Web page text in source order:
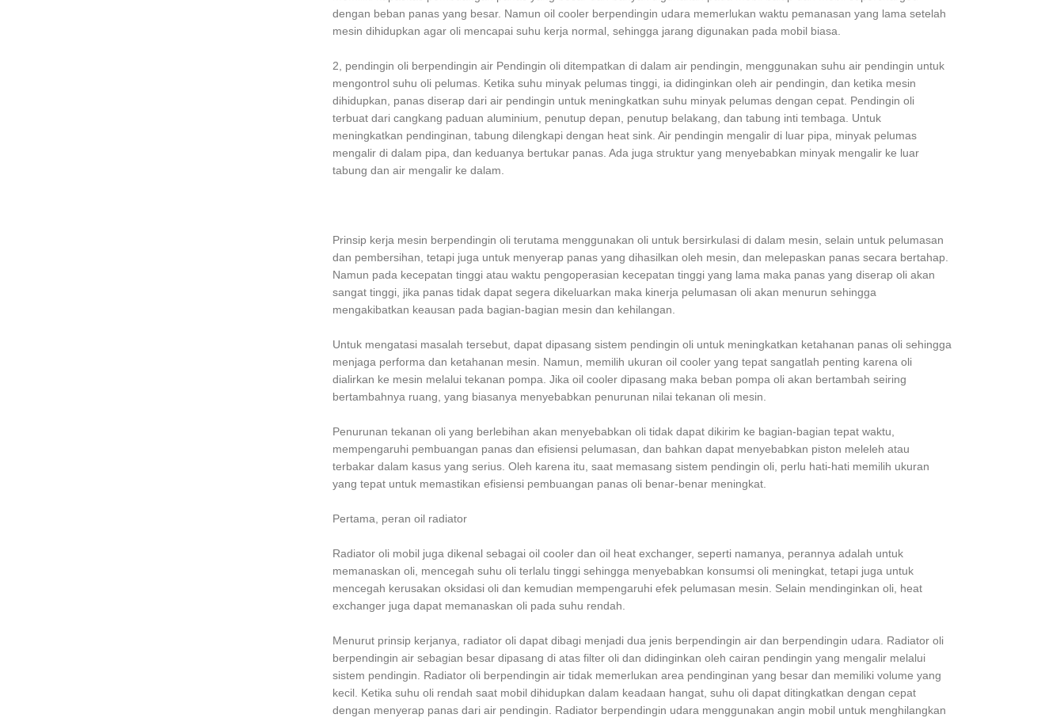
dengan beban panas yang besar. Namun oil cooler berpendingin udara memerlukan waktu pemanasan yang lama setelah
mesin dihidupkan agar oli mencapai suhu kerja normal, sehingga jarang digunakan pada mobil biasa.
2, pendingin oli berpendingin air Pendingin oli ditempatkan di dalam air pendingin, menggunakan suhu air pendingin untuk
mengontrol suhu oli pelumas. Ketika suhu minyak pelumas tinggi, ia didinginkan oleh air pendingin, dan ketika mesin
dihidupkan, panas diserap dari air pendingin untuk meningkatkan suhu minyak pelumas dengan cepat. Pendingin oli
terbuat dari cangkang paduan aluminium, penutup depan, penutup belakang, dan tabung inti tembaga. Untuk
meningkatkan pendinginan, tabung dilengkapi dengan heat sink. Air pendingin mengalir di luar pipa, minyak pelumas
mengalir di dalam pipa, dan keduanya bertukar panas. Ada juga struktur yang menyebabkan minyak mengalir ke luar
tabung dan air mengalir ke dalam.
Prinsip kerja mesin berpendingin oli terutama menggunakan oli untuk bersirkulasi di dalam mesin, selain untuk pelumasan
dan pembersihan, tetapi juga untuk menyerap panas yang dihasilkan oleh mesin, dan melepaskan panas secara bertahap.
Namun pada kecepatan tinggi atau waktu pengoperasian kecepatan tinggi yang lama maka panas yang diserap oli akan
sangat tinggi, jika panas tidak dapat segera dikeluarkan maka kinerja pelumasan oli akan menurun sehingga
mengakibatkan keausan pada bagian-bagian mesin dan kehilangan.
Untuk mengatasi masalah tersebut, dapat dipasang sistem pendingin oli untuk meningkatkan ketahanan panas oli sehingga
menjaga performa dan ketahanan mesin. Namun, memilih ukuran oil cooler yang tepat sangatlah penting karena oli
dialirkan ke mesin melalui tekanan pompa. Jika oil cooler dipasang maka beban pompa oli akan bertambah seiring
bertambahnya ruang, yang biasanya menyebabkan penurunan nilai tekanan oli mesin.
Penurunan tekanan oli yang berlebihan akan menyebabkan oli tidak dapat dikirim ke bagian-bagian tepat waktu,
mempengaruhi pembuangan panas dan efisiensi pelumasan, dan bahkan dapat menyebabkan piston meleleh atau
terbakar dalam kasus yang serius. Oleh karena itu, saat memasang sistem pendingin oli, perlu hati-hati memilih ukuran
yang tepat untuk memastikan efisiensi pembuangan panas oli benar-benar meningkat.
Pertama, peran oil radiator
Radiator oli mobil juga dikenal sebagai oil cooler dan oil heat exchanger, seperti namanya, perannya adalah untuk
memanaskan oli, mencegah suhu oli terlalu tinggi sehingga menyebabkan konsumsi oli meningkat, tetapi juga untuk
mencegah kerusakan oksidasi oli dan kemudian mempengaruhi efek pelumasan mesin. Selain mendinginkan oli, heat
exchanger juga dapat memanaskan oli pada suhu rendah.
Menurut prinsip kerjanya, radiator oli dapat dibagi menjadi dua jenis berpendingin air dan berpendingin udara. Radiator oli
berpendingin air sebagian besar dipasang di atas filter oli dan didinginkan oleh cairan pendingin yang mengalir melalui
sistem pendingin. Radiator oli berpendingin air tidak memerlukan area pendinginan yang besar dan memiliki volume yang
kecil. Ketika suhu oli rendah saat mobil dihidupkan dalam keadaan hangat, suhu oli dapat ditingkatkan dengan cepat
dengan menyerap panas dari air pendingin. Radiator berpendingin udara menggunakan angin mobil untuk menghilangkan